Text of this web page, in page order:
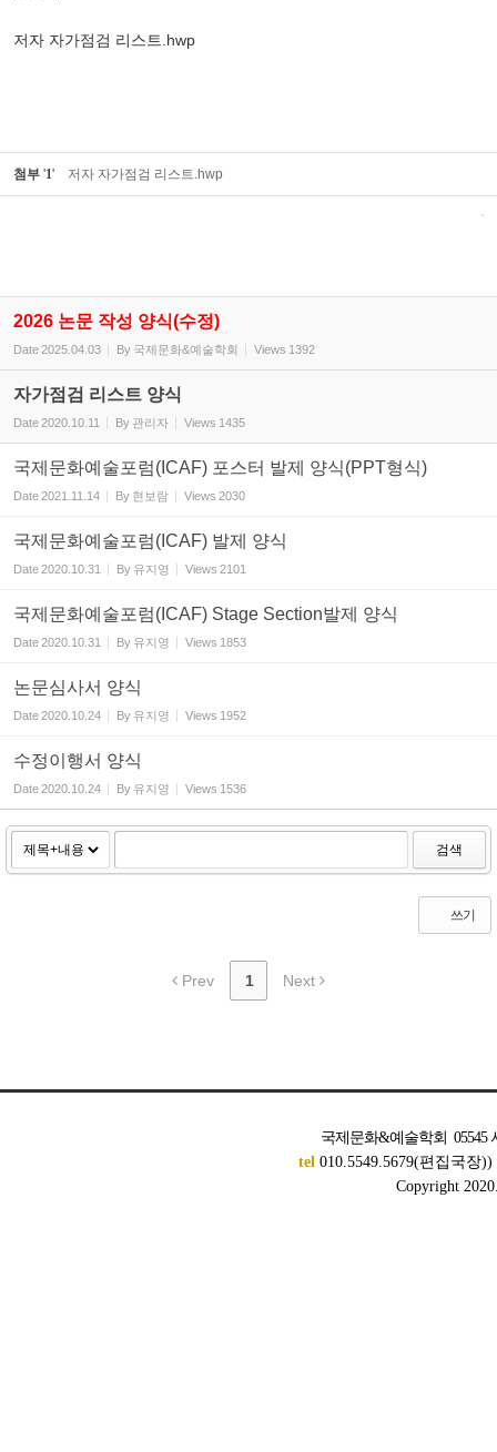
저자 자가점검 리스트.hwp
첨부 '1' 저자 자가점검 리스트.hwp
2026 논문 작성 양식(수정)
Date2025.04.03 By 국제문화&예술학회 Views 1392
자가점검 리스트 양식
Date2020.10.11 By 관리자 Views 1435
국제문화예술포럼(ICAF) 포스터 발제 양식(PPT형식)
Date2021.11.14 By 현보람 Views 2030
국제문화예술포럼(ICAF) 발제 양식
Date2020.10.31 By 유지영 Views 2101
국제문화예술포럼(ICAF) Stage Section발제 양식
Date2020.10.31 By 유지영 Views 1853
논문심사서 양식
Date2020.10.24 By 유지영 Views 1952
수정이행서 양식
Date2020.10.24 By 유지영 Views 1536
검색
쓰기
Prev 1 Next
국제문화&예술학회 05545
tel010.5549.5679(편집국장
Copyright